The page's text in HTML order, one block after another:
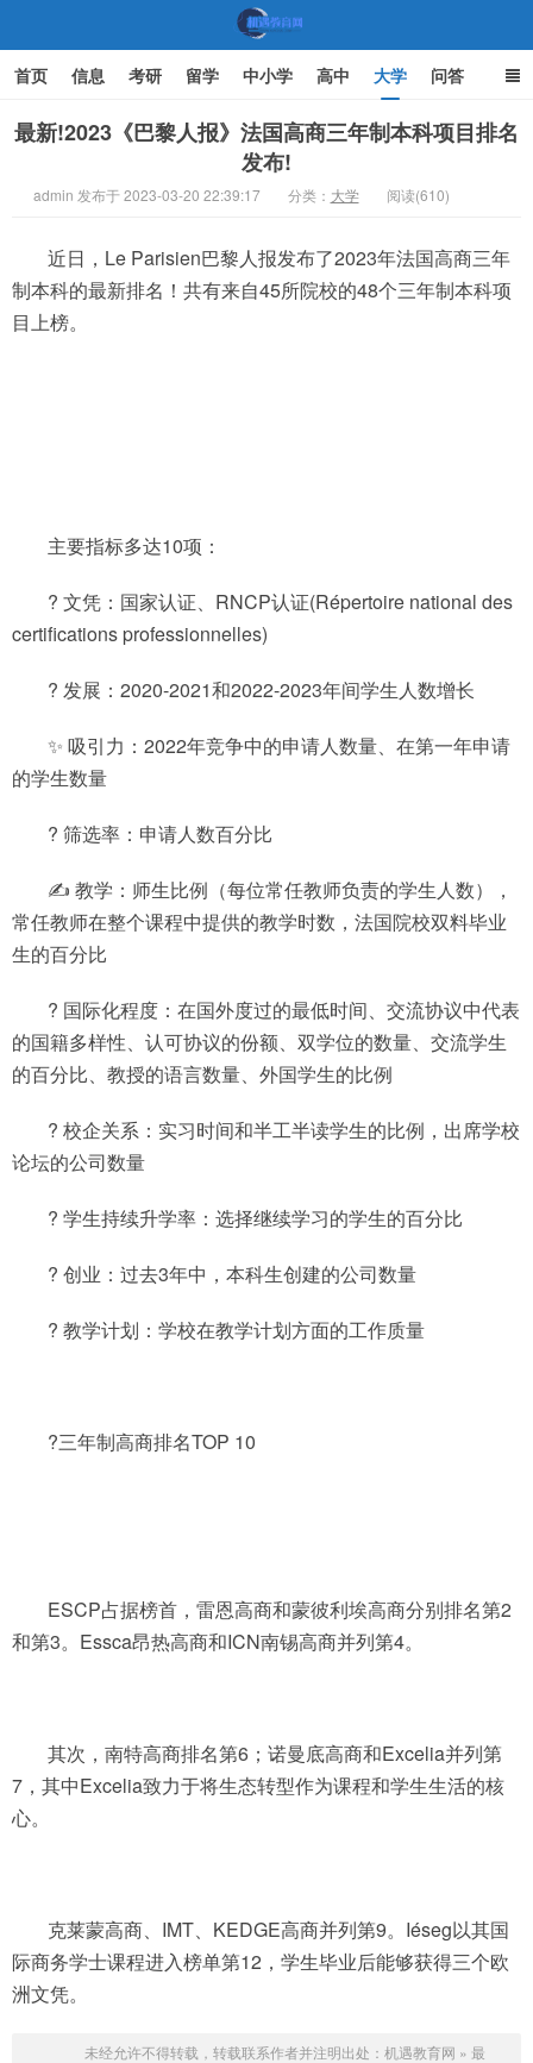
机遇教育网
首页 信息 考研 留学 中小学 高中 大学 问答
文化 家庭教育
最新!2023《巴黎人报》法国高商三年制本科项目排名
发布!
admin 发布于 2023-03-20 22:39:17 分类： 大学 阅读(610)
近日，Le Parisien巴黎人报发布了2023年法国高商三年
制本科的最新排名！共有来自45所院校的48个三年制本科项
目上榜。
主要指标多达10项：
? 文凭：国家认证、RNCP认证(Répertoire national des
certifications professionnelles)
? 发展：2020-2021和2022-2023年间学生人数增长
✨ 吸引力：2022年竞争中的申请人数量、在第一年申请
的学生数量
? 筛选率：申请人数百分比
✍ 教学：师生比例（每位常任教师负责的学生人数），
常任教师在整个课程中提供的教学时数，法国院校双料毕业
生的百分比
? 国际化程度：在国外度过的最低时间、交流协议中代表
的国籍多样性、认可协议的份额、双学位的数量、交流学生
的百分比、教授的语言数量、外国学生的比例
? 校企关系：实习时间和半工半读学生的比例，出席学校
论坛的公司数量
? 学生持续升学率：选择继续学习的学生的百分比
? 创业：过去3年中，本科生创建的公司数量
? 教学计划：学校在教学计划方面的工作质量
?三年制高商排名TOP 10
ESCP占据榜首，雷恩高商和蒙彼利埃高商分别排名第2
和第3。Essca昂热高商和ICN南锡高商并列第4。
其次，南特高商排名第6；诺曼底高商和Excelia并列第
7，其中Excelia致力于将生态转型作为课程和学生生活的核
心。
克莱蒙高商、IMT、KEDGE高商并列第9。Iéseg以其国
际商务学士课程进入榜单第12，学生毕业后能够获得三个欧
洲文凭。
未经允许不得转载，转载联系作者并注明出处： 机遇教育网 » 最